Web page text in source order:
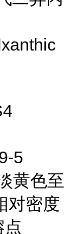
5
黄色至
对密度
点